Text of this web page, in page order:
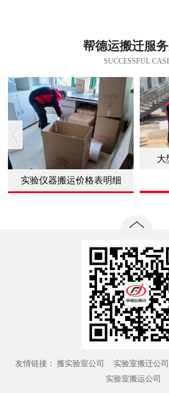
帮德运搬迁服
SUCCESSFUL
实验仪器搬运价格表明细
大
友情链接： 搬实验室公司 实验室搬迁公司
实验室搬运公司